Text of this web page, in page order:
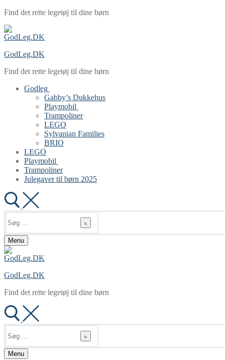
Spring
indhold
Menu
Luk
Find det rette legetøj til dine børn
GodLeg.DK
Find det rette legetøj til dine børn
Godleg
Gabby’s Dukkehus
Playmobil
Trampoliner
LEGO
Sylvanian Families
BRIO
LEGO
Playmobil
Trampoliner
Julegaver til børn 2025
efter:
Menu
GodLeg.DK
Find det rette legetøj til dine børn
efter:
Menu